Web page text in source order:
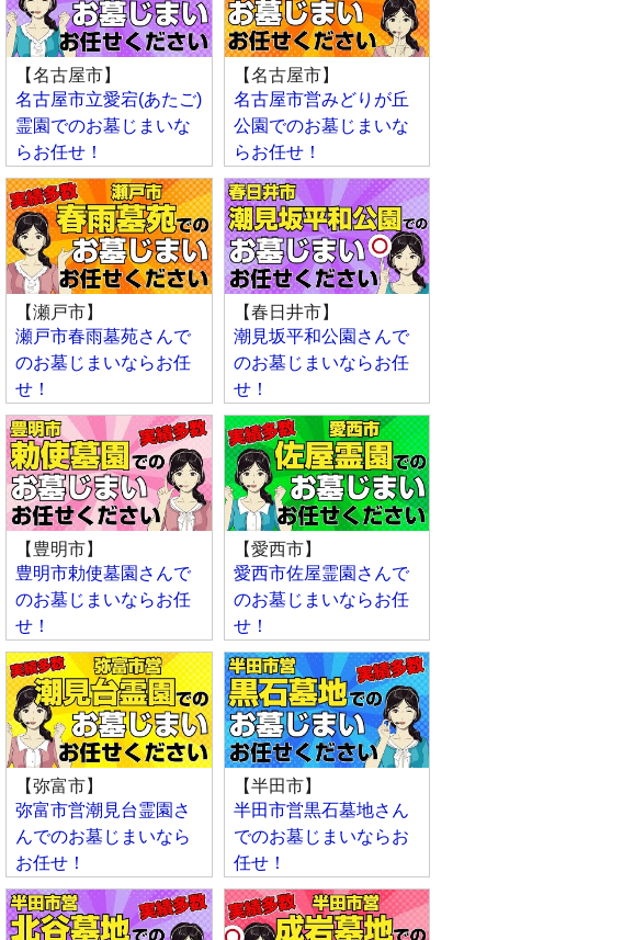
【名古屋市】
名古屋市立愛宕(あたご)
霊園でのお墓じまいな
らお任せ！
【名古屋市】
名古屋市営みどりが丘
公園でのお墓じまいな
らお任せ！
【瀬戸市】
瀬戸市春雨墓苑さんで
のお墓じまいならお任
せ！
【春日井市】
潮見坂平和公園さんで
のお墓じまいならお任
せ！
【豊明市】
豊明市勅使墓園さんで
のお墓じまいならお任
せ！
【愛西市】
愛西市佐屋霊園さんで
のお墓じまいならお任
せ！
【弥富市】
弥富市営潮見台霊園さ
んでのお墓じまいなら
お任せ！
【半田市】
半田市営黒石墓地さん
でのお墓じまいならお
任せ！